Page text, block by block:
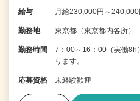
給与 月給230,000円～240,000
勤務地 東京都（東京都内各所）
勤務時間
7：00～16：00（実働
ります。
応募資格 未経験歓迎